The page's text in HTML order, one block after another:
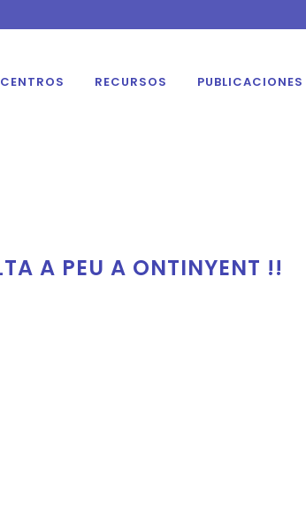
CENTROS RECURSOS PUBLICACIONES
A PEU A ONTINYENT !!